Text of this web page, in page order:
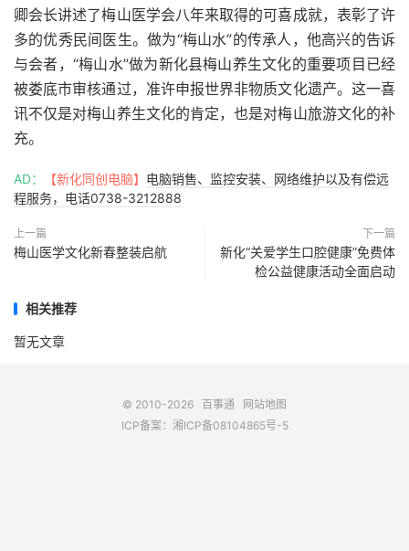
卿会长讲述了梅山医学会八年来取得的可喜成就，表彰了许
多的优秀民间医生。做为“梅山水”的传承人，他高兴的告诉
与会者，“梅山水”做为新化县梅山养生文化的重要项目已经
被娄底市审核通过，准许申报世界非物质文化遗产。这一喜
讯不仅是对梅山养生文化的肯定，也是对梅山旅游文化的补
充。
AD： 【新化同创电脑】 电脑销售、监控安装、网络维护以及有偿远
程服务，电话0738-3212888
上一篇
梅山医学文化新春整装启航
下一篇
新化“关爱学生口腔健康”免费体
检公益健康活动全面启动
相关推荐
暂无文章
© 2010-2026 百事通
网站地图
ICP备案： 湘ICP备08104865号-5